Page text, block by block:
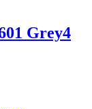
Grey4